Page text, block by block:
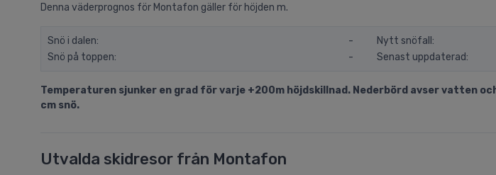
Denna väderprognos för Montafon gäller för höjden m.
Snö i dalen:
-
Snö på toppen:
-
Nytt snöfall:
Senast uppdaterad:
Temperaturen sjunker en grad för varje +200m höjdskillnad. Nederbörd avser vatten
cm snö.
Utvalda skidresor från Montafon